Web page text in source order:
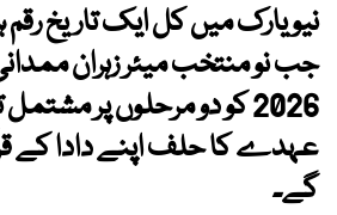
نیو یارک میں کل ایک تاریخ
جب نو منتخب میئر زہران
2026 کو دو مرحلوں پر
عہدے کا حلف اپنے دادا کے
گے۔